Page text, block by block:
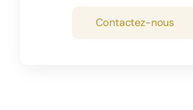
Contactez-nous